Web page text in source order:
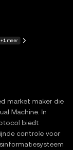
+1 meer
market maker die
Machine. In
biedt
controle voor